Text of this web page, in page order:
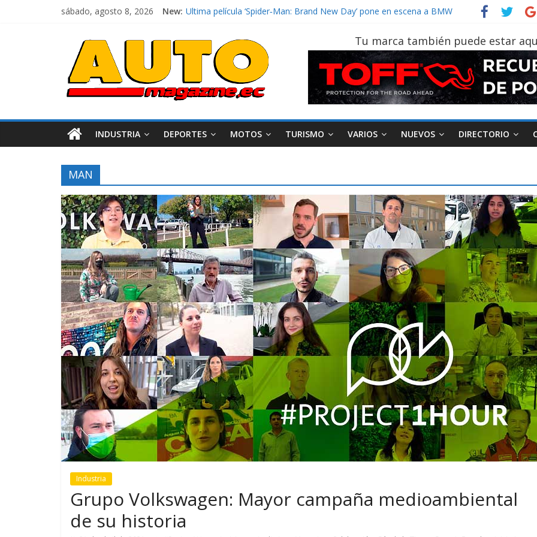
sábado, agosto 8, 2026 New: El costo de tener un vehículo gana protagonismo a la hora de decidir
¿Qué puede pasar con tu vehículo si permanece varios días sin usar?
La Vuelta al Ecuador 2026, edición 47ª, recorre 7 provincias en 8 días
La FEDAK recibe 12 Sinotruk Bolden para cubrir las rutas de La Vuelta
Tu marca también puede estar
INDUSTRIA DEPORTES MOTOS TURISMO VARIOS NUEVOS DIRECTORIO
MAN
Industria
Grupo Volkswagen: Mayor campaña medioambiental
de su historia
Movilidad Varios
GM reafirma su
compromiso con movilidad
más segura y conectada
Movilidad Turismo Varios
¿Qué puede pasar con tu
vehículo si permanece
varios días sin usar?
AEADE Industria Motociclismo
Movilidad
Campaña busca cambiar
destino de los
en la región